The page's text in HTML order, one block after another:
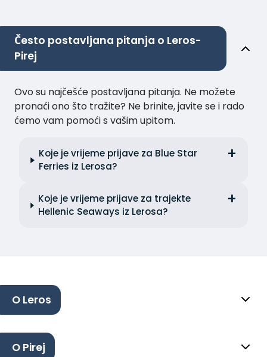
Često postavljana pitanja o Leros-
Pirej
Ovo su najčešće postavljana pitanja. Ne možete
pronaći ono što tražite? Ne brinite, javite se i rado
ćemo vam pomoći s vašim upitom.
Koje je vrijeme prijave za Blue Star
Ferries iz Lerosa?
Koje je vrijeme prijave za trajekte
Hellenic Seaways iz Lerosa?
O Leros
O Pirej